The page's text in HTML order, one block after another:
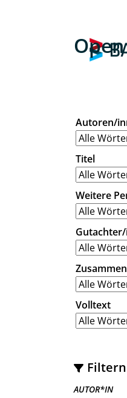
Autoren/
Titel
Weitere
Volltext
Filtern
AUTOR*IN